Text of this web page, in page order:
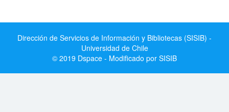
Dirección de Servicios de Información y Bibliotecas (SISIB) -
Universidad de Chile
© 2019 Dspace - Modificado por SISIB